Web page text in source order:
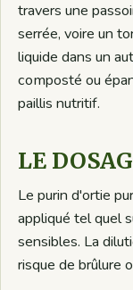
travers une
serrée, voire un
liquide dans un
composté ou
paillis nutritif.
LE
Le purin d'ortie
appliqué tel quel
sensibles. La
risque de brûlure